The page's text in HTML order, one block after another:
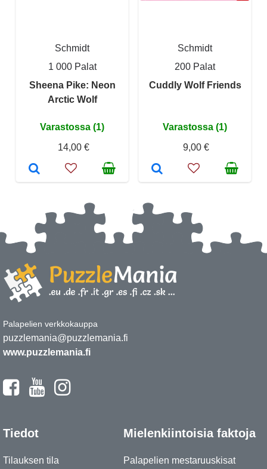
Schmidt
1 000 Palat
Sheena Pike: Neon
Arctic Wolf
Varastossa (1)
14,00 €
Schmidt
200 Palat
Cuddly Wolf Friends
Varastossa (1)
9,00 €
Palapelien verkkokauppa
puzzlemania@puzzlemania.fi
www.puzzlemania.fi
Tiedot
Tilauksen tila
Mielenkiintoisia faktoja
Palapelien mestaruuskisat